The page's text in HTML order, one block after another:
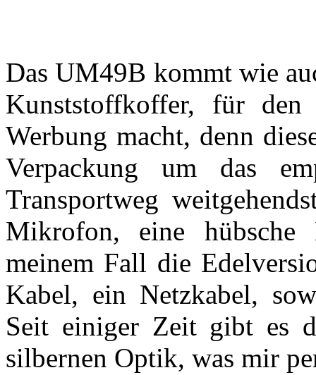
Das UM49B kommt wie
Kunststoffkoffer, für
Werbung macht, denn
Verpackung um das
Transportweg
Mikrofon, eine hübsche
meinem Fall die
Kabel, ein Netzkabel,
Seit einiger Zeit gibt es
silbernen Optik, was mir